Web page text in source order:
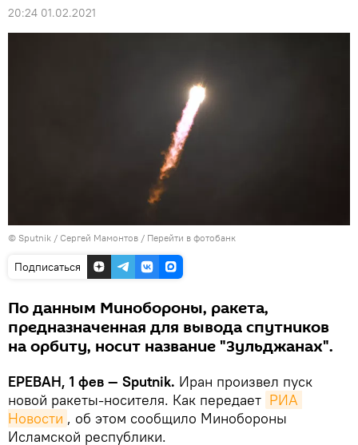
20:24 01.02.2021
© Sputnik / Сергей Мамонтов / Перейти в фотобанк
Подписаться
По данным Минобороны, ракета,
предназначенная для вывода спутников
на орбиту, носит название "Зульджанах".
ЕРЕВАН, 1 фев — Sputnik. Иран произвел пуск
новой ракеты-носителя. Как передает РИА
Новости , об этом сообщило Минобороны
Исламской республики.